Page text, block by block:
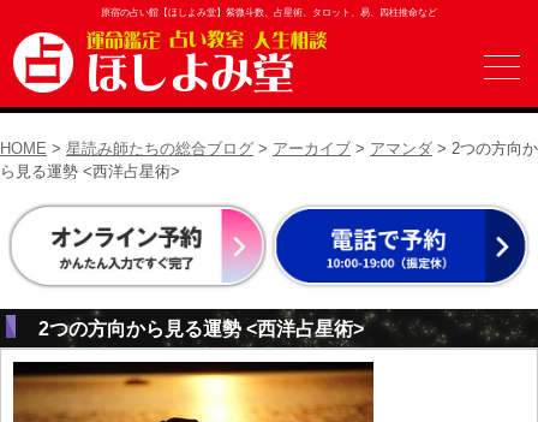
原宿の占い館【ほしよみ堂】紫微斗数、占星術、タロット、易、四柱推命など
HOME > 星読み師たちの総合ブログ > アーカイブ > アマンダ > 2つの方向か
ら見る運勢 <西洋占星術>
2つの方向から見る運勢 <西洋占星術>